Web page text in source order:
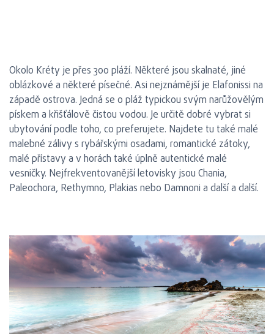
Okolo Kréty je přes 300 pláží. Některé jsou skalnaté, jiné
oblázkové a některé písečné. Asi nejznámější je Elafonissi na
západě ostrova. Jedná se o pláž typickou svým narůžovělým
pískem a křišťálově čistou vodou. Je určitě dobré vybrat si
ubytování podle toho, co preferujete. Najdete tu také malé
malebné zálivy s rybářskými osadami, romantické zátoky,
malé přístavy a v horách také úplně autentické malé
vesničky. Nejfrekventovanější letovisky jsou Chania,
Paleochora, Rethymno, Plakias nebo Damnoni a další a další.